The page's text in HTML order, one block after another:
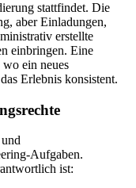
stattfindet. Die
aber Einladungen,
erstellte
einbringen. Eine
ein neues
Erlebnis konsistent.
ist: